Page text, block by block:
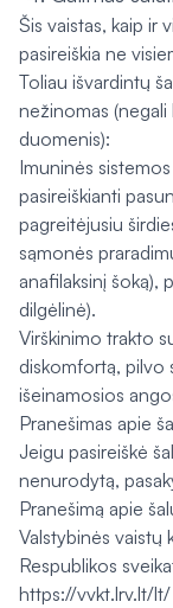
Šis vaistas, kaip ir
pasireiškia ne
Toliau išvardintų
nežinomas
duomenis):
Imuninės
pasireiškianti
pagreitėjusiu
sąmonės
anafilaksinį šoką),
dilgėlinė).
Virškinimo trakto
diskomfortą, pilvo
išeinamosios
Pranešimas apie
Jeigu pasireiškė
nenurodytą,
Pranešimą apie
Valstybinės
Respublikos
https://vvkt.lrv.lt/lt/